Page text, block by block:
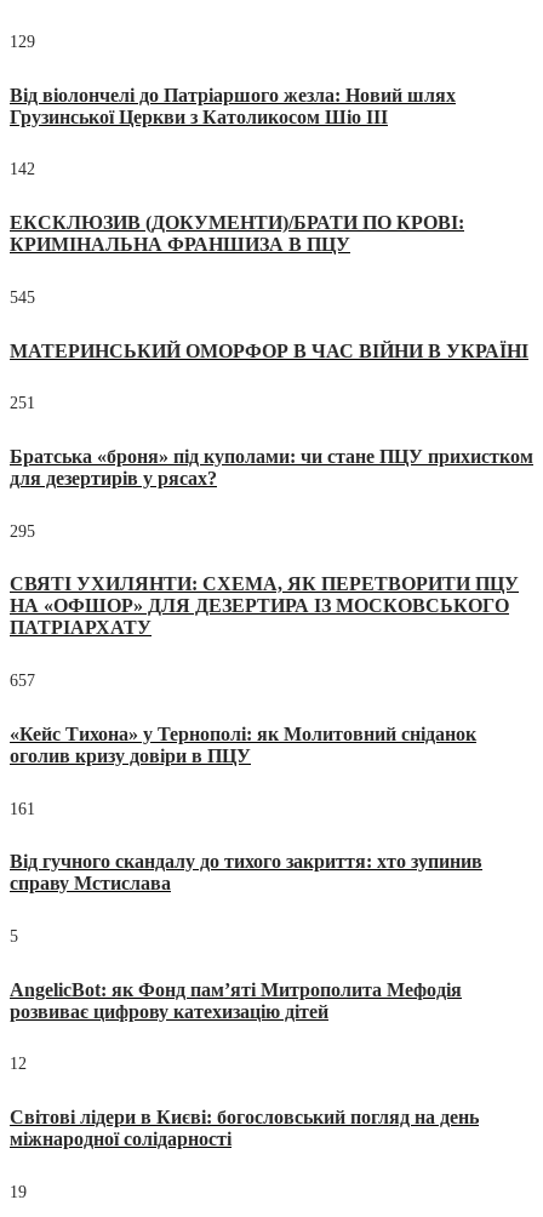
129
Від віолончелі до Патріаршого жезла: Новий шлях
Грузинської Церкви з Католикосом Шіо III
142
ЕКСКЛЮЗИВ (ДОКУМЕНТИ)/БРАТИ ПО КРОВІ:
КРИМІНАЛЬНА ФРАНШИЗА В ПЦУ
545
МАТЕРИНСЬКИЙ ОМОРФОР В ЧАС ВІЙНИ В УКРАЇНІ
251
Братська «броня» під куполами: чи стане ПЦУ прихистком
для дезертирів у рясах?
295
СВЯТІ УХИЛЯНТИ: СХЕМА, ЯК ПЕРЕТВОРИТИ ПЦУ
НА «ОФШОР» ДЛЯ ДЕЗЕРТИРА ІЗ МОСКОВСЬКОГО
ПАТРІАРХАТУ
657
«Кейс Тихона» у Тернополі: як Молитовний сніданок
оголив кризу довіри в ПЦУ
161
Від гучного скандалу до тихого закриття: хто зупинив
справу Мстислава
5
AngelicBot: як Фонд пам’яті Митрополита Мефодія
розвиває цифрову катехизацію дітей
12
Світові лідери в Києві: богословський погляд на день
міжнародної солідарності
19